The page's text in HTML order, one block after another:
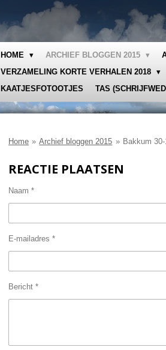
HOME ARCHIEF BLOGGEN 2015
VERZAMELING KORTE VERHALEN 2018
KAATJESFOTOOTJES
TAS
Home » Archief bloggen 2015 » Bakkum 30-
REACTIE PLAATSEN
Naam *
E-mailadres *
Bericht *